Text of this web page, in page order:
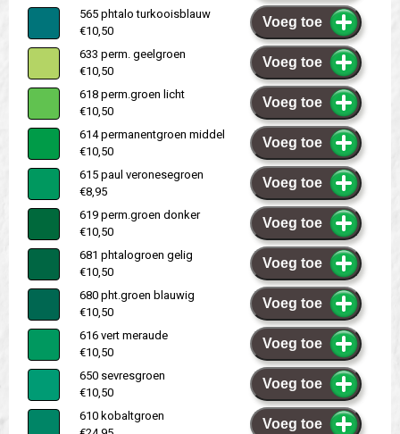
565 phtalo turkooisblauw
€10,50
Voeg toe
633 perm. geelgroen
€10,50
Voeg toe
618 perm.groen licht
€10,50
Voeg toe
614 permanentgroen middel
€10,50
Voeg toe
615 paul veronesegroen
€8,95
Voeg toe
619 perm.groen donker
€10,50
Voeg toe
681 phtalogroen gelig
€10,50
Voeg toe
680 pht.groen blauwig
€10,50
Voeg toe
616 vert meraude
€10,50
Voeg toe
650 sevresgroen
€10,50
Voeg toe
610 kobaltgroen
Voeg toe